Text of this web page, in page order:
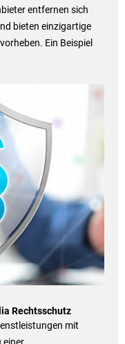
entfernen sich
bieten einzigartige
Ein Beispiel
Rechtsschutz
mit